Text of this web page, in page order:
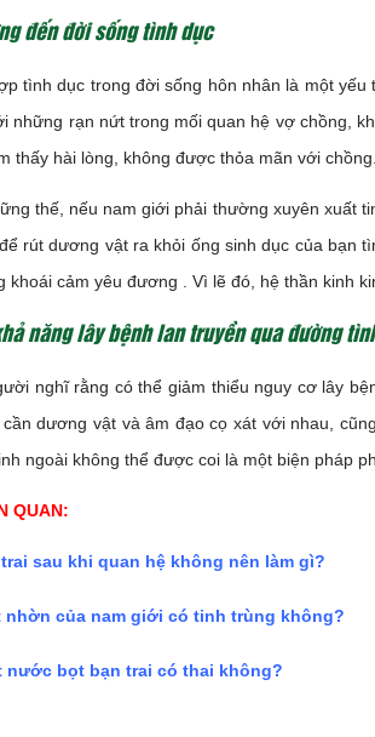
đến đời sống tình dục
tình dục trong đời sống hôn nhân là một
những rạn nứt trong mối quan hệ vợ chồng,
thấy hài lòng, không được thỏa mãn với chồng.
thế, nếu nam giới phải thường xuyên xuất
rút dương vật ra khỏi ống sinh dục của bạn
khoái cảm yêu đương . Vì lẽ đó, hệ thần kinh
năng lây bệnh lan truyền qua đường
nghĩ rằng có thể giảm thiểu nguy cơ lây
cần dương vật và âm đạo cọ xát với nhau,
ngoài không thể được coi là một biện pháp
QUAN:
sau khi quan hệ không nên làm gì?
nhờn của nam giới có tinh trùng không?
nước bọt bạn trai có thai không?